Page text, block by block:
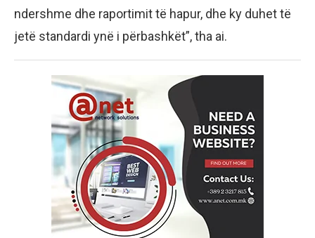
ndershme dhe raportimit të hapur, dhe ky duhet të
jetë standardi ynë i përbashkët”, tha ai.